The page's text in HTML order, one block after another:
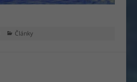
Kategórie
Články